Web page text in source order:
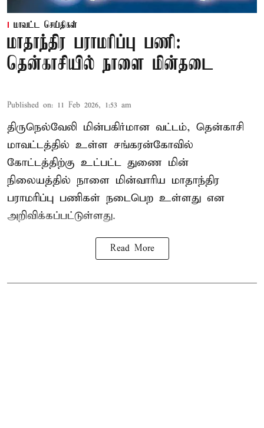
மாவட்ட செய்திகள்
மாதாந்திர பராமரிப்பு பணி:
தென்காசியில் நாளை மின்தடை
Published on: 11 Feb 2026, 1:53 am
திருநெல்வேலி மின்பகிர்மான வட்டம், தென்காசி
மாவட்டத்தில் உள்ள சங்கரன்கோவில்
கோட்டத்திற்கு உட்பட்ட துணை மின்
நிலையத்தில் நாளை மின்வாரிய மாதாந்திர
பராமரிப்பு பணிகள் நடைபெற உள்ளது என
அறிவிக்கப்பட்டுள்ளது.
Read More